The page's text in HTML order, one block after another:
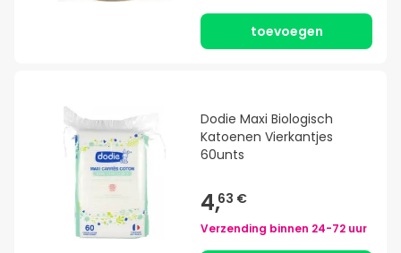
toevoegen
Dodie Maxi Biologisch
Katoenen Vierkantjes
60unts
4,63 €
Verzending binnen 24-72 uur